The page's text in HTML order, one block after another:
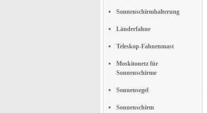
Sonnenschirmhalterung
Länderfahne
Teleskop-Fahnenmast
Moskitonetz für
Sonnenschirme
Sonnensegel
Sonnenschirm